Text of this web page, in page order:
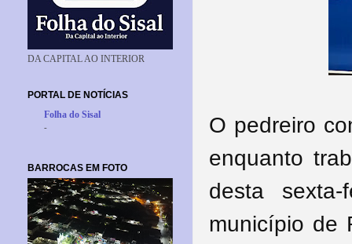
O pedreiro
enquanto
desta
município de
DA CAPITAL AO INTERIOR
PORTAL DE NOTÍCIAS
Folha do Sisal
-
BARROCAS EM FOTO